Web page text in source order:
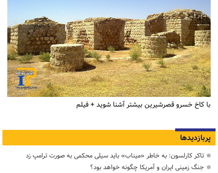
با کاخ خسرو قصرشیرین بیشتر آشنا شوید + فیلم
پربازدیدها
تاکر کارلسون: به خاطر «میناب» باید سیلی محکمی به صورت ترامپ زد
جنگ زمینی ایران و آمریکا چگونه خواهد بود؟